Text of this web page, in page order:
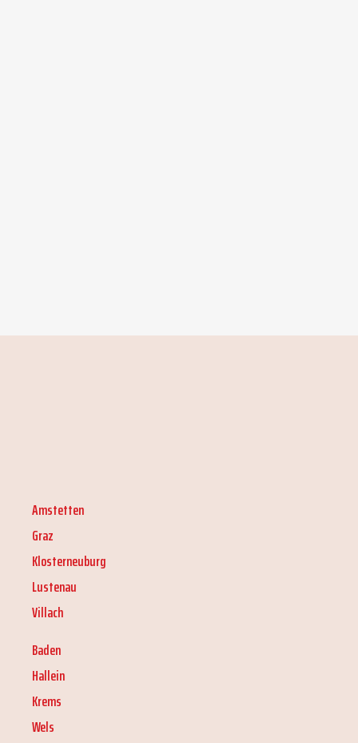
Amstetten
Graz
Klosterneuburg
Lustenau
Villach
Baden
Hallein
Krems
Wels